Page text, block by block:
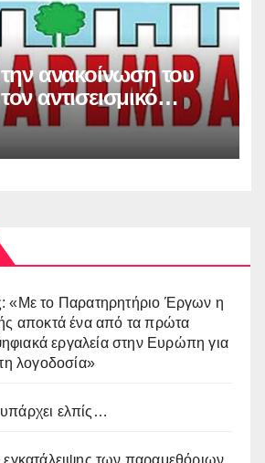
την ανακοίνωση του
αντισεισμικό
σχολικών κτιρίων
«Με το Παρατηρητήριο Έργων η
αποκτά ένα από τα πρώτα
εργαλεία στην Ευρώπη για
λογοδοσία»
ελπίς…
εγκατάλειψης των παραμεθόριων